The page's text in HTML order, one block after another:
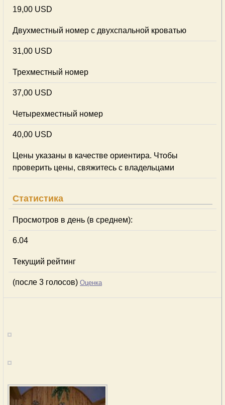
19,00 USD
Двухместный номер с двухспальной кроватью
31,00 USD
Трехместный номер
37,00 USD
Четырехместный номер
40,00 USD
Цены указаны в качестве ориентира. Чтобы
проверить цены, свяжитесь с владельцами
Статистика
Просмотров в день (в среднем):
6.04
Текущий рейтинг
(после 3 голосов) Оценка